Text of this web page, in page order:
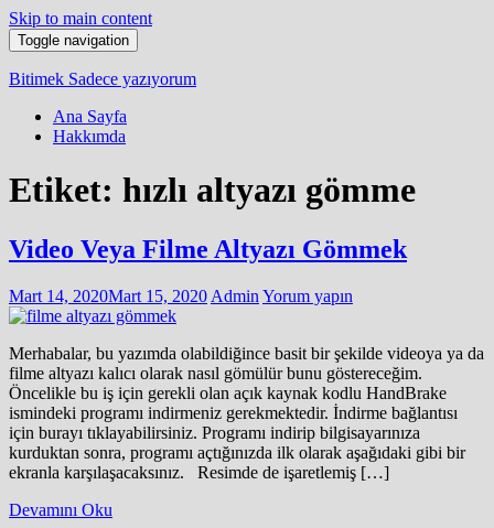
Skip to main content
Toggle navigation
Bitimek Sadece yazıyorum
Ana Sayfa
Hakkımda
Etiket: hızlı altyazı gömme
Video Veya Filme Altyazı Gömmek
Mart 14, 2020Mart 15, 2020 Admin Yorum yapın
Merhabalar, bu yazımda olabildiğince basit bir şekilde videoya ya da
filme altyazı kalıcı olarak nasıl gömülür bunu göstereceğim.
Öncelikle bu iş için gerekli olan açık kaynak kodlu HandBrake
ismindeki programı indirmeniz gerekmektedir. İndirme bağlantısı
için burayı tıklayabilirsiniz. Programı indirip bilgisayarınıza
kurduktan sonra, programı açtığınızda ilk olarak aşağıdaki gibi bir
ekranla karşılaşacaksınız. Resimde de işaretlemiş […]
Devamını Oku